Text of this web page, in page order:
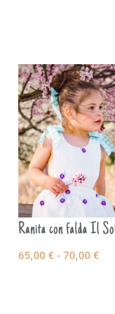
Ranita con falda Il
65,00€ - 70,00€